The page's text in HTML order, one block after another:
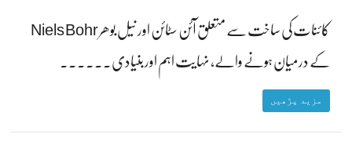
کائنات کی ساخت سے متعلق آئن سٹائن اور نیل بوھر Niels Bohr
کے درمیان ہونے والے، نہایت اہم اور بنیادی۔۔۔۔۔۔
مزید پڑھیں